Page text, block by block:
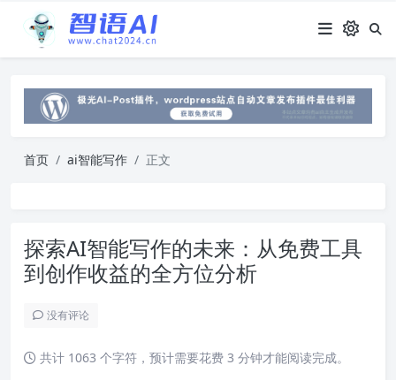
首页 ai智能写作 正文
探索AI智能写作的未来：从免费工具
到创作收益的全方位分析
没有评论
共计 1063 个字符，预计需要花费 3 分钟才能阅读完成。